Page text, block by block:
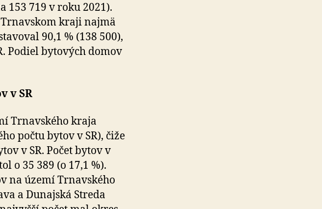
153 719 v roku 2021).
kraji najmä
90,1 % (138 500),
Podiel bytových domov
v SR
Trnavského kraja
počtu bytov v SR), čiže
v SR. Počet bytov v
o 35 389 (o 17,1 %).
na území Trnavského
a Dunajská Streda